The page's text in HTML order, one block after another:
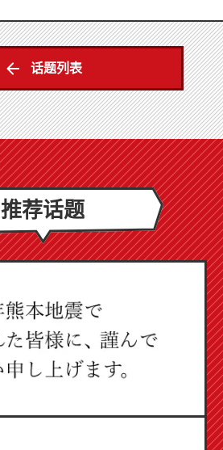
话题列表
推荐话题